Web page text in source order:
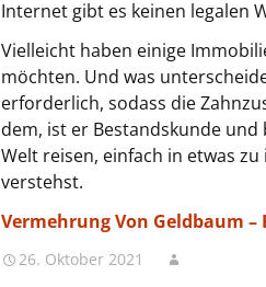
Internet gibt es keinen legalen
Vielleicht haben einige
möchten. Und was
erforderlich, sodass die
dem, ist er Bestandskunde
Welt reisen, einfach in etwas
verstehst.
Vermehrung Von Geldbaum
26. Oktober 2021